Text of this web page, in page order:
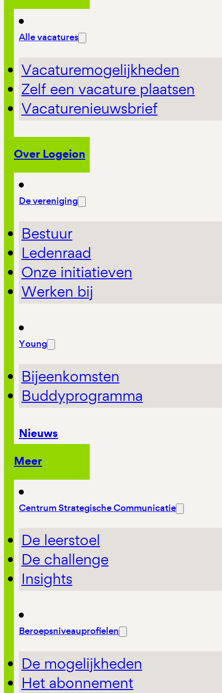
Alle vacatures
Vacaturemogelijkheden
Zelf een vacature plaatsen
Vacaturenieuwsbrief
Over Logeion
De vereniging
Bestuur
Ledenraad
Onze initiatieven
Werken bij
Young
Bijeenkomsten
Buddyprogramma
Nieuws
Meer
Centrum Strategische Communicatie
De leerstoel
De challenge
Insights
Beroepsniveauprofielen
De mogelijkheden
Het abonnement